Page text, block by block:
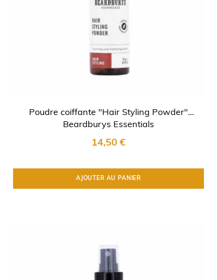
Poudre coiffante "Hair Styling Powder"
Beardburys Essentials
14,50 €
AJOUTER AU PANIER